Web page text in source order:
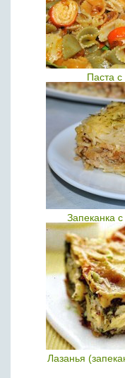
Паста
Запеканка
Лазанья